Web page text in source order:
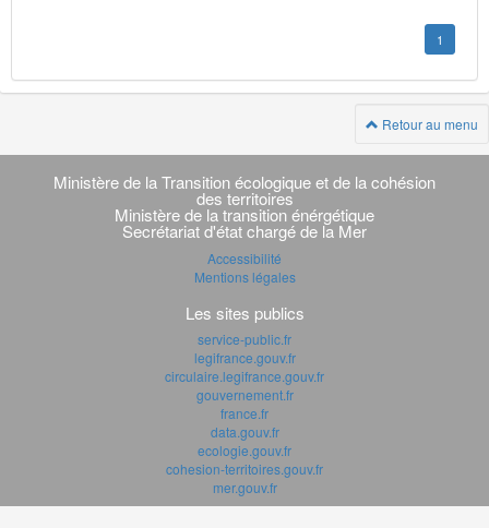
1
Retour au menu
Navigation
transverse
Ministère de la Transition écologique et de la cohésion
des territoires
Ministère de la transition énérgétique
Secrétariat d'état chargé de la Mer
Accessibilité
Mentions légales
Les sites publics
service-public.fr
legifrance.gouv.fr
circulaire.legifrance.gouv.fr
gouvernement.fr
france.fr
data.gouv.fr
ecologie.gouv.fr
cohesion-territoires.gouv.fr
mer.gouv.fr